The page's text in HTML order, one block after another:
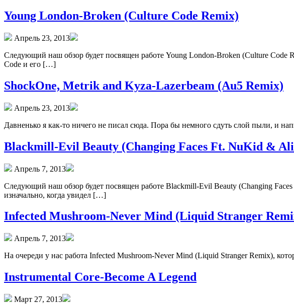
Young London-Broken (Culture Code Remix)
Апрель 23, 2013
Следующий наш обзор будет посвящен работе Young London-Broken (Culture Code
Code и его […]
ShockOne, Metrik and Kyza-Lazerbeam (Au5 Remix)
Апрель 23, 2013
Давненько я как-то ничего не писал сюда. Пора бы немного сдуть слой пыли, и
Blackmill-Evil Beauty (Changing Faces Ft. NuKid &
Апрель 7, 2013
Следующий наш обзор будет посвящен работе Blackmill-Evil Beauty (Changing
изначально, когда увидел […]
Infected Mushroom-Never Mind (Liquid Stranger
Апрель 7, 2013
На очереди у нас работа Infected Mushroom-Never Mind (Liquid Stranger Remix),
Instrumental Core-Become A Legend
Март 27, 2013